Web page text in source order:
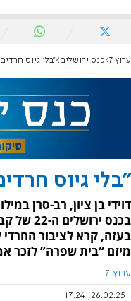
ערוץ 7 כנס ירושלים "בלי גיוס
"בלי גיוס
דוידי בן ציון, רב-סרן
בכנס
בעזה, קרא לציבור
מיזם “בית שפרה” לזכר
ערוץ 7
26.02.25, 17:24